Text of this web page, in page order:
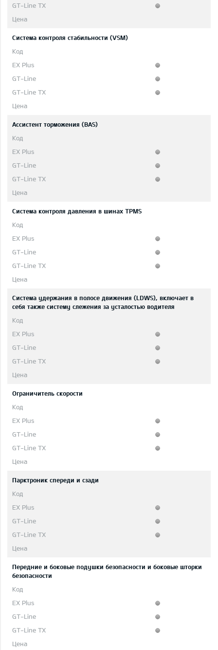
Система контроля стабильности (VSM)
Ассистент торможения (BAS)
Система контроля давления в шинах TPMS
Система удержания в полосе движения (LDWS), включает в
себя также систему слежения за усталостью водителя
Ограничитель скорости
Парктроник спереди и сзади
Передние и боковые подушки безопасности и боковые шторки
безопасности